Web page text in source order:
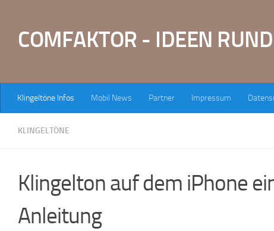
COMFAKTOR - IDEEN
Klingeltöne Infos Mobil News Partner Impressum
KLINGELTÖNE
Klingelton auf dem iPhone
Anleitung